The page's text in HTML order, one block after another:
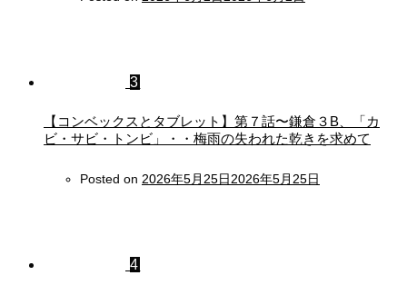
3
【コンベックスとタブレット】第７話〜鎌倉３B、「カ
ビ・サビ・トンビ」・・梅雨の失われた乾きを求めて
Posted on 2026年5月25日2026年5月25日
4